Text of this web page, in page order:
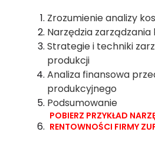
Zrozumienie analizy
Narzędzia
Strategie i techniki
produkcji
Analiza finansowa
produkcyjnego
Podsumowanie
POBIERZ PRZYKŁAD
RENTOWNOŚCI FIRMY